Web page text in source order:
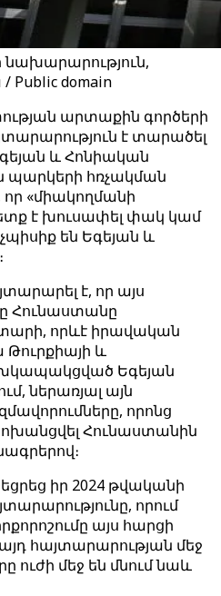
domain
արտաքին գործերի
է տարածել
և Հոնիական
պարկերի հռչակման
որ «միակողմանի
է խուսափել փակ կամ
են Եգեյան և
է, որ այս
Հունաստանը
որևէ իրավական
Թուրքիայի և
Եգեյան
ներառյալ այն
որոնց
Հունաստանին
իր 2024 թվականի
որում
այս հարցի
հայտարարության մեջ
մեջ են մնում նաև